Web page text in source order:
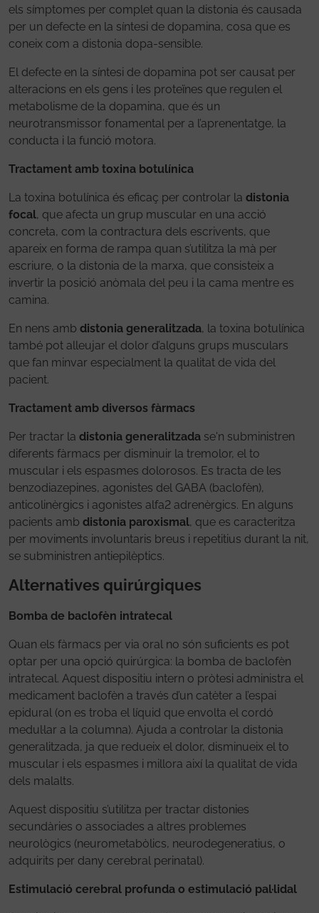
els símptomes per complet quan la distonia és causada
per un defecte en la síntesi de dopamina, cosa que es
coneix com a distonia dopa-sensible.
El defecte en la síntesi de dopamina pot ser causat per
alteracions en els gens i les proteïnes que regulen el
metabolisme de la dopamina, que és un
neurotransmissor fonamental per a l’aprenentatge, la
conducta i la funció motora.
Tractament amb toxina botulínica
La toxina botulínica és eficaç per controlar la distonia
focal, que afecta un grup muscular en una acció
concreta, com la contractura dels escrivents, que
apareix en forma de rampa quan s’utilitza la mà per
escriure, o la distonia de la marxa, que consisteix a
invertir la posició anòmala del peu i la cama mentre es
camina.
En nens amb distonia generalitzada, la toxina botulínica
també pot alleujar el dolor d’alguns grups musculars
que fan minvar especialment la qualitat de vida del
pacient.
Tractament amb diversos fàrmacs
Per tractar la distonia generalitzada se'n subministren
diferents fàrmacs per disminuir la tremolor, el to
muscular i els espasmes dolorosos. Es tracta de les
benzodiazepines, agonistes del GABA (baclofèn),
anticolinèrgics i agonistes alfa2 adrenèrgics. En alguns
pacients amb distonia paroxismal, que es caracteritza
per moviments involuntaris breus i repetitius durant la nit,
se subministren antiepilèptics.
Alternatives quirúrgiques
Bomba de baclofèn intratecal
Quan els fàrmacs per via oral no són suficients es pot
optar per una opció quirúrgica: la bomba de baclofèn
intratecal. Aquest dispositiu intern o pròtesi administra el
medicament baclofèn a través d’un catèter a l’espai
epidural (on es troba el líquid que envolta el cordó
medul·lar a la columna). Ajuda a controlar la distonia
generalitzada, ja que redueix el dolor, disminueix el to
muscular i els espasmes i millora així la qualitat de vida
dels malalts.
Aquest dispositiu s’utilitza per tractar distonies
secundàries o associades a altres problemes
neurològics (neurometabòlics, neurodegeneratius, o
adquirits per dany cerebral perinatal).
Estimulació cerebral profunda o estimulació pal·lidal